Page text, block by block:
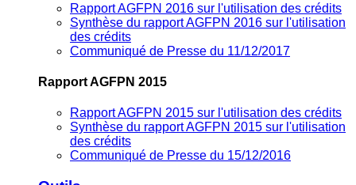
Rapport AGFPN 2016 sur l'utilisation des crédits
Synthèse du rapport AGFPN 2016 sur l'utilisation
des crédits
Communiqué de Presse du 11/12/2017
Rapport AGFPN 2015
Rapport AGFPN 2015 sur l'utilisation des crédits
Synthèse du rapport AGFPN 2015 sur l'utilisation
des crédits
Communiqué de Presse du 15/12/2016